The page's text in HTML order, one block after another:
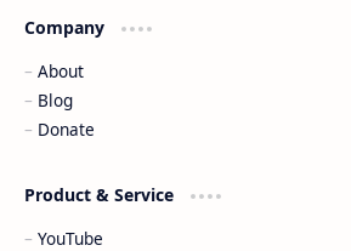
Company
About
Blog
Donate
Product & Service
YouTube